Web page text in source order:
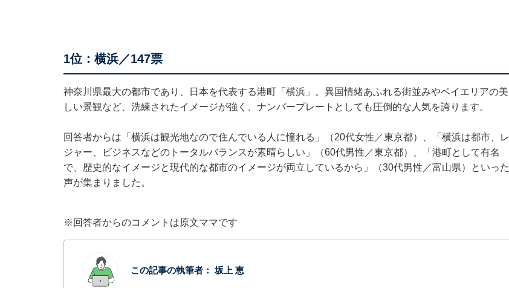
1位：横浜／147票
神奈川県最大の都市であり、日本を代表する港町「横浜」。異国情緒あふれる街並みやベイエリアの美
しい景観など、洗練されたイメージが強く、ナンバープレートとしても圧倒的な人気を誇ります。
回答者からは「横浜は観光地なので住んでいる人に憧れる」（20代女性／東京都）、「横浜は都市、レ
ジャー、ビジネスなどのトータルバランスが素晴らしい」（60代男性／東京都）、「港町として有名
で、歴史的なイメージと現代的な都市のイメージが両立しているから」（30代男性／富山県）といった
声が集まりました。
※回答者からのコメントは原文ママです
この記事の執筆者： 坂上 恵